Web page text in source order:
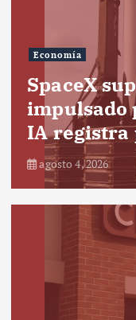
Economía
SpaceX
impulsado
IA registra
agosto 4, 2026